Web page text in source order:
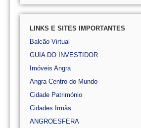
LINKS E SITES IMPORTANTES
Balcão Virtual
GUIA DO INVESTIDOR
Imóveis Angra
Angra-Centro do Mundo
Cidade Património
Cidades Irmãs
ANGROESFERA